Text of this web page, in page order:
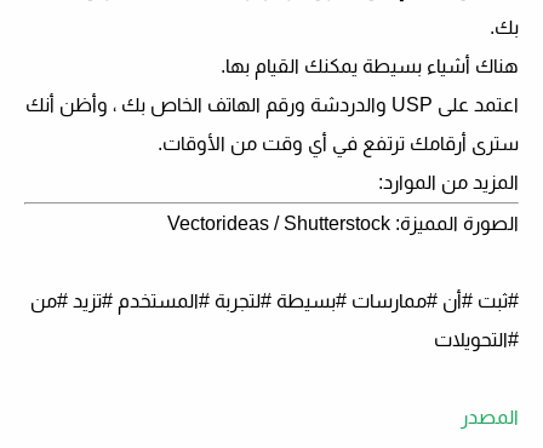
بك.
هناك أشياء بسيطة يمكنك القيام بها.
اعتمد على USP والدردشة ورقم الهاتف الخاص بك ، وأظن أنك
سترى أرقامك ترتفع في أي وقت من الأوقات.
المزيد من الموارد:
الصورة المميزة: Vectorideas / Shutterstock
#ثبت #أن #ممارسات #بسيطة #لتجربة #المستخدم #تزيد #من
#التحويلات
المصدر